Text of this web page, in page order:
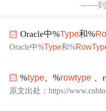
——
Oracle中%Type和%
Oracle中%Type和%Row
ute.htm#LNPLS01342 1.语法
PE和%ROWTYPE的区别
%type、%rowtype 、
原文出处：https://